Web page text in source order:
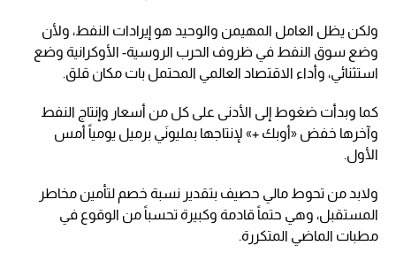
ولكن يظل العامل المهيمن والوحيد هو إيرادات النفط، ولأن
وضع سوق النفط في ظروف الحرب الروسية- الأوكرانية وضع
استثنائي، وأداء الاقتصاد العالمي المحتمل بات مكان قلق.
كما وبدأت ضغوط إلى الأدنى على كل من أسعار وإنتاج النفط
وآخرها خفض «أوبك +» لإنتاجها بمليونَي برميل يومياً أمس
الأول.
ولابد من تحوط مالي حصيف بتقدير نسبة خصم لتأمين مخاطر
المستقبل، وهي حتماً قادمة وكبيرة تحسباً من الوقوع في
مطبات الماضي المتكررة.